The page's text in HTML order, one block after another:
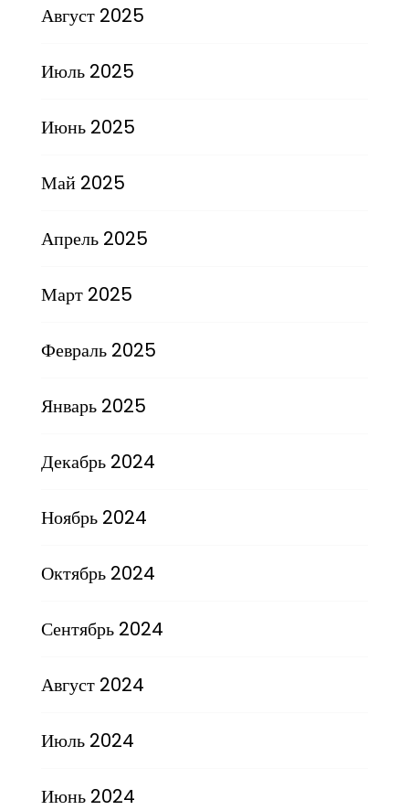
Август 2025
Июль 2025
Июнь 2025
Май 2025
Апрель 2025
Март 2025
Февраль 2025
Январь 2025
Декабрь 2024
Ноябрь 2024
Октябрь 2024
Сентябрь 2024
Август 2024
Июль 2024
Июнь 2024